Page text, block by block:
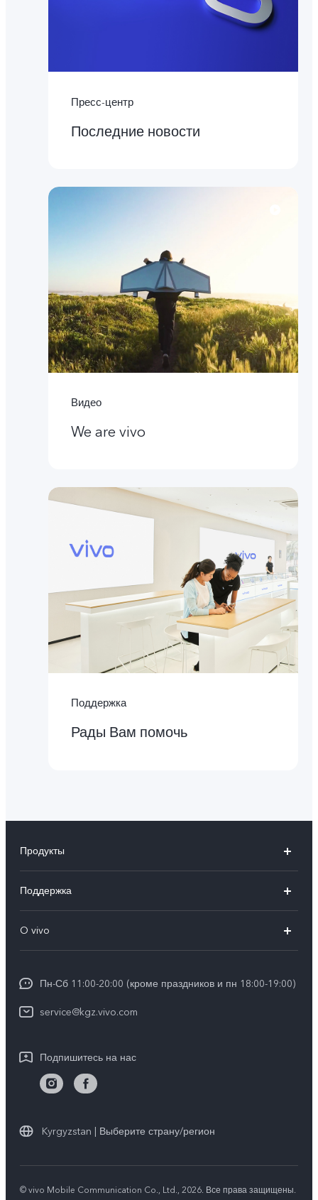
Пресс-центр
Последние новости
Видео
We are vivo
Поддержка
Рады Вам помочь
Продукты
V25e
Y02
Поддержка
Funtouch OS
IMEI аутентификация
Обновление системы
O vivo
Пресс Центр
Юридическая информация
Стабильность
Пн-Сб 11:00-20:00 (кроме праздников и пн 18:00-19:00)
service@kgz.vivo.com
Подпишитесь на нас
Kyrgyzstan | Выберите страну/регион
© vivo Mobile Communication Co., Ltd., 2026. Все права защищены.